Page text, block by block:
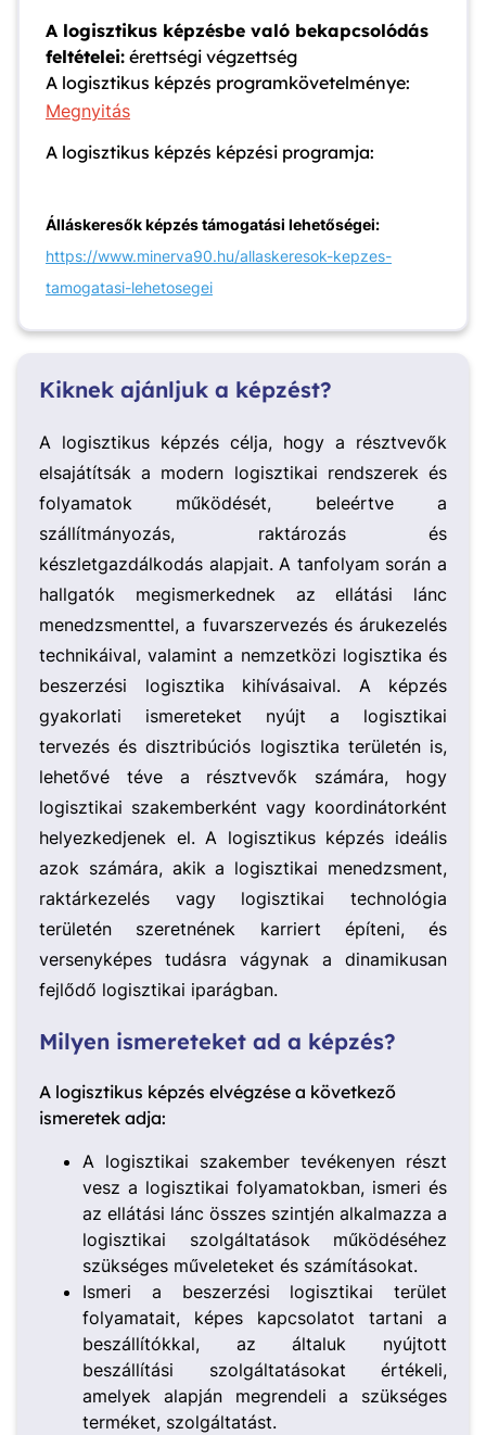
A logisztikus képzésbe való bekapcsolódás
feltételei: érettségi végzettség
A logisztikus képzés programkövetelménye:
Megnyitás
A logisztikus képzés képzési programja:
Álláskeresők képzés támogatási lehetőségei:
https://www.minerva90.hu/allaskeresok-kepzes-
tamogatasi-lehetosegei
Kiknek ajánljuk a képzést?
A logisztikus képzés célja, hogy a résztvevők
elsajátítsák a modern logisztikai rendszerek és
folyamatok működését, beleértve a
szállítmányozás, raktározás és
készletgazdálkodás alapjait. A tanfolyam során a
hallgatók megismerkednek az ellátási lánc
menedzsmenttel, a fuvarszervezés és árukezelés
technikáival, valamint a nemzetközi logisztika és
beszerzési logisztika kihívásaival. A képzés
gyakorlati ismereteket nyújt a logisztikai
tervezés és disztribúciós logisztika területén is,
lehetővé téve a résztvevők számára, hogy
logisztikai szakemberként vagy koordinátorként
helyezkedjenek el. A logisztikus képzés ideális
azok számára, akik a logisztikai menedzsment,
raktárkezelés vagy logisztikai technológia
területén szeretnének karriert építeni, és
versenyképes tudásra vágynak a dinamikusan
fejlődő logisztikai iparágban.
Milyen ismereteket ad a képzés?
A logisztikus képzés elvégzése a következő
ismeretek adja:
A logisztikai szakember tevékenyen részt
vesz a logisztikai folyamatokban, ismeri és
az ellátási lánc összes szintjén alkalmazza a
logisztikai szolgáltatások működéséhez
szükséges műveleteket és számításokat.
Ismeri a beszerzési logisztikai terület
folyamatait, képes kapcsolatot tartani a
beszállítókkal, az általuk nyújtott
beszállítási szolgáltatásokat értékeli,
amelyek alapján megrendeli a szükséges
terméket, szolgáltatást.